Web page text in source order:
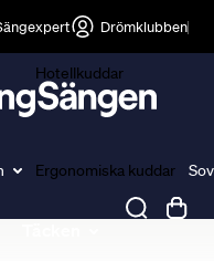
Drömklubben
Hotellkuddar
Ergonomiska kuddar